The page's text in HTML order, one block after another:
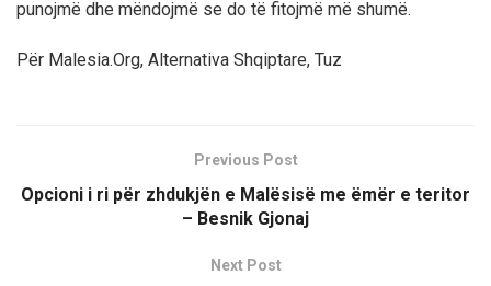
punojmë dhe mëndojmë se do të fitojmë më shumë.
Për Malesia.Org, Alternativa Shqiptare, Tuz
Previous Post
Opcioni i ri për zhdukjën e Malësisë me ëmër e teritor
– Besnik Gjonaj
Next Post